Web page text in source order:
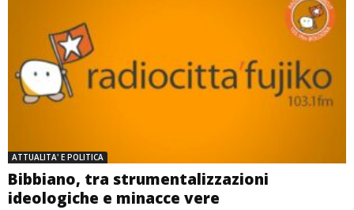
ATTUALITA' E POLITICA
Bibbiano, tra strumentalizzazioni
ideologiche e minacce vere